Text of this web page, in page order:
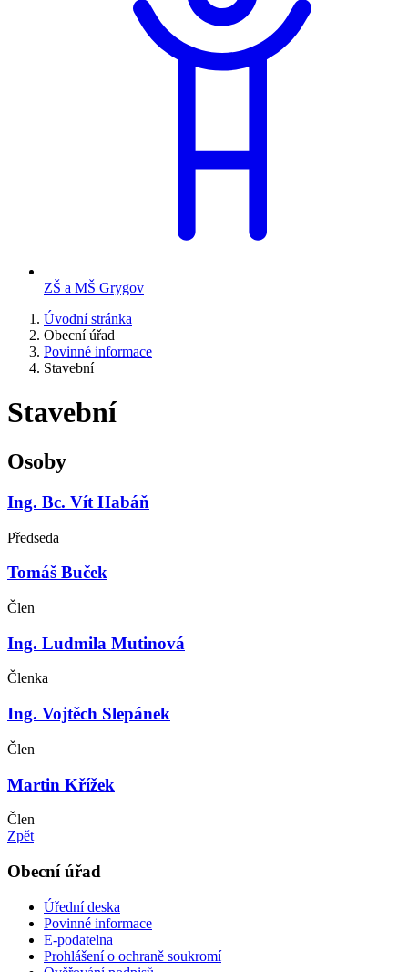
ZŠ a MŠ Grygov
Úvodní stránka
Obecní úřad
Povinné informace
Stavební
Stavební
Osoby
Ing. Bc. Vít Habáň
Předseda
Tomáš Buček
Člen
Ing. Ludmila Mutinová
Členka
Ing. Vojtěch Slepánek
Člen
Martin Křížek
Člen
Zpět
Obecní úřad
Úřední deska
Povinné informace
E-podatelna
Prohlášení o ochraně soukromí